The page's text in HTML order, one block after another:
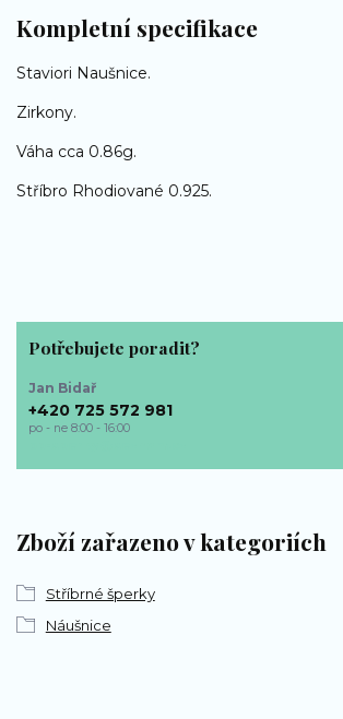
Kompletní specifikace
Staviori Naušnice.
Zirkony.
Váha cca 0.86g.
Stříbro Rhodiované 0.925.
Zboží zařazeno v kategoriích
Stříbrné šperky
Náušnice
Potřebujete poradit?
Jan Bidař
+420 725 572 981
po - ne 8:00 - 16:00